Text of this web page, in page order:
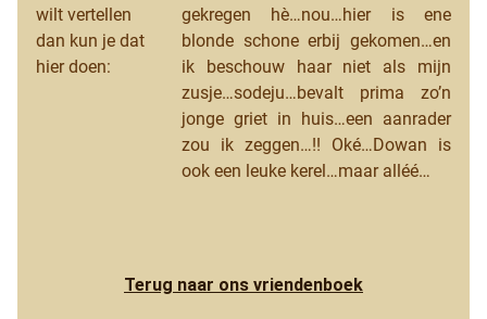
wilt vertellen
dan kun je dat
hier doen:
gekregen hè…nou…hier is ene
blonde schone erbij gekomen…en
ik beschouw haar niet als mijn
zusje…sodeju…bevalt prima zo’n
jonge griet in huis…een aanrader
zou ik zeggen…!! Oké…Dowan is
ook een leuke kerel…maar alléé…
Terug naar ons vriendenboek